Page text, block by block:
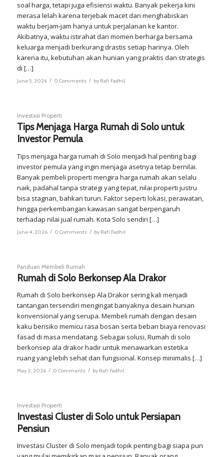
soal harga, tetapi juga efisiensi waktu. Banyak pekerja kini
merasa lelah karena terjebak macet dan menghabiskan
waktu berjam-jam hanya untuk perjalanan ke kantor.
Akibatnya, waktu istirahat dan momen berharga bersama
keluarga menjadi berkurang drastis setiap harinya. Oleh
karena itu, kebutuhan akan hunian yang praktis dan strategis
di […]
June 5, 2026 / 0 Comments / by Rafi Fadhil
Investasi Properti
Tips Menjaga Harga Rumah di Solo untuk
Investor Pemula
Tips menjaga harga rumah di Solo menjadi hal penting bagi
investor pemula yang ingin menjaga asetnya tetap bernilai.
Banyak pembeli properti mengira harga rumah akan selalu
naik, padahal tanpa strategi yang tepat, nilai properti justru
bisa stagnan, bahkan turun. Faktor seperti lokasi, perawatan,
hingga perkembangan kawasan sangat berpengaruh
terhadap nilai jual rumah. Kota Solo sendiri […]
June 4, 2026 / 0 Comments / by Rafi Fadhil
Panduan Membeli Rumah
Rumah di Solo Berkonsep Ala Drakor
Rumah di Solo berkonsep Ala Drakor sering kali menjadi
tantangan tersendiri mengingat banyaknya desain hunian
konvensional yang serupa. Membeli rumah dengan desain
kaku berisiko memicu rasa bosan serta beban biaya renovasi
fasad di masa mendatang. Sebagai solusi, Rumah di solo
berkonsep ala drakor hadir untuk menawarkan estetika
ruang yang lebih sehat dan fungsional. Konsep minimalis […]
May 2, 2026 / 0 Comments / by Rafi Fadhil
Investasi Properti
Investasi Cluster di Solo untuk Persiapan
Pensiun
Investasi Cluster di Solo menjadi topik penting bagi siapa pun